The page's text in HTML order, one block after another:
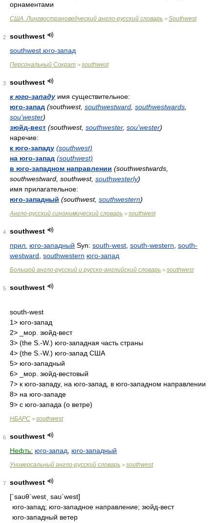
орнаментами
США. Лингвострановедческий англо-русский словарь > Southwest
2
southwest
southwest юго-запад
Персональный Сократ > southwest
3
southwest
к юго-западу имя существительное:
юго-запад (southwest, southwestward southwestwards
sou'wester)
зюйд-вест (southwest, southwester, sou'wester)
наречие:
к юго-западу (southwest)
на юго-запад (southwest)
в юго-западном направлении (southwestwards,
southwestward, southwest, southwesterly)
имя прилагательное:
юго-западный (southwest, southwestern)
Англо-русский синонимический словарь > southwest
4
southwest
прил. юго-западный Syn: south-west south-western south-
westward southwestern юго-запад
Большой англо-русский и русско-английский словарь > southwest
5 southwest
south-west
1> юго-запад
2> _мор. зюйд-вест
3> (the S.-W.) юго-западная часть страны
4> (the S.-W.) юго-запад США
5> юго-западный
6> _мор. зюйд-вестовый
7> к юго-западу, на юго-запад, в юго-западном направлении
8> на юго-западе
9> с юго-запада (о ветре)
НБАРС > southwest
6
southwest
Нефть: юго-запад юго-западный
Универсальный англо-русский словарь > southwest
7
southwest
[`saʊθ`westˏ saʊ`west]
юго-запад; юго-западное направление; зюйд-вест
юго-западный ветер